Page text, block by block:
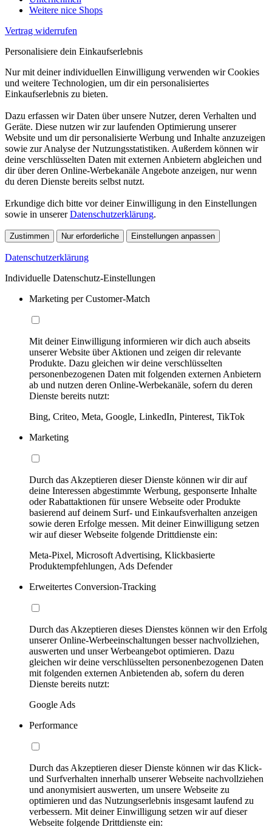
Weitere nice Shops
Vertrag widerrufen
Personalisiere dein Einkaufserlebnis
Nur mit deiner individuellen Einwilligung verwenden wir Cookies
und weitere Technologien, um dir ein personalisiertes
Einkaufserlebnis zu bieten.
Dazu erfassen wir Daten über unsere Nutzer, deren Verhalten und
Geräte. Diese nutzen wir zur laufenden Optimierung unserer
Website und um dir personalisierte Werbung und Inhalte anzuzeigen
sowie zur Analyse der Nutzungsstatistiken. Außerdem können wir
deine verschlüsselten Daten mit externen Anbietern abgleichen und
dir über deren Online-Werbekanäle Angebote anzeigen, nur wenn
du deren Dienste bereits selbst nutzt.
Erkundige dich bitte vor deiner Einwilligung in den Einstellungen
sowie in unsererDatenschutzerklärung.
Zustimmen Nur erforderliche Einstellungen anpassen
Datenschutzerklärung
Individuelle Datenschutz-Einstellungen
Marketing per Customer-Match
Mit deiner Einwilligung informieren wir dich auch abseits
unserer Website über Aktionen und zeigen dir relevante
Produkte. Dazu gleichen wir deine verschlüsselten
personenbezogenen Daten mit folgenden externen Anbietern
ab und nutzen deren Online-Werbekanäle, sofern du deren
Dienste bereits nutzt:
Bing, Criteo, Meta, Google, LinkedIn, Pinterest, TikTok
Marketing
Durch das Akzeptieren dieser Dienste können wir dir auf
deine Interessen abgestimmte Werbung, gesponserte Inhalte
oder Rabattaktionen für unsere Webseite oder Produkte
basierend auf deinem Surf- und Einkaufsverhalten anzeigen
sowie deren Erfolge messen. Mit deiner Einwilligung setzen
wir auf dieser Webseite folgende Drittdienste ein:
Meta-Pixel, Microsoft Advertising, Klickbasierte
Produktempfehlungen, Ads Defender
Erweitertes Conversion-Tracking
Durch das Akzeptieren dieses Dienstes können wir den Erfolg
unserer Online-Werbeeinschaltungen besser nachvollziehen,
auswerten und unser Werbeangebot optimieren. Dazu
gleichen wir deine verschlüsselten personenbezogenen Daten
mit folgenden externen Anbietenden ab, sofern du deren
Dienste bereits nutzt:
Google Ads
Performance
Durch das Akzeptieren dieser Dienste können wir das Klick-
und Surfverhalten innerhalb unserer Webseite nachvollziehen
und anonymisiert auswerten, um unsere Webseite zu
optimieren und das Nutzungserlebnis insgesamt laufend zu
verbessern. Mit deiner Einwilligung setzen wir auf dieser
Webseite folgende Drittdienste ein: